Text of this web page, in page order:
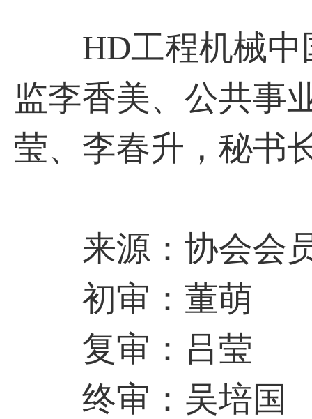
HD工程机械中
监李香美、公共事
莹、李春升，秘书
来源：协会会
初审：董萌
复审：吕莹
终审：吴培国